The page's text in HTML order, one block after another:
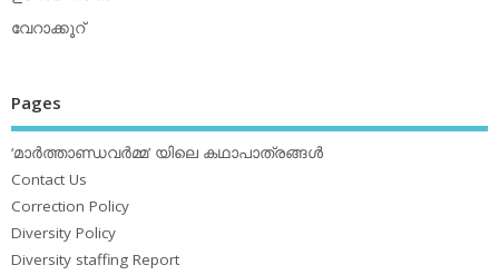
വേറാക്കൂറ്
Pages
‘മാര്‍ത്താണ്ഡവര്‍മ്മ’ യിലെ കഥാപാത്രങ്ങള്‍
Contact Us
Correction Policy
Diversity Policy
Diversity staffing Report